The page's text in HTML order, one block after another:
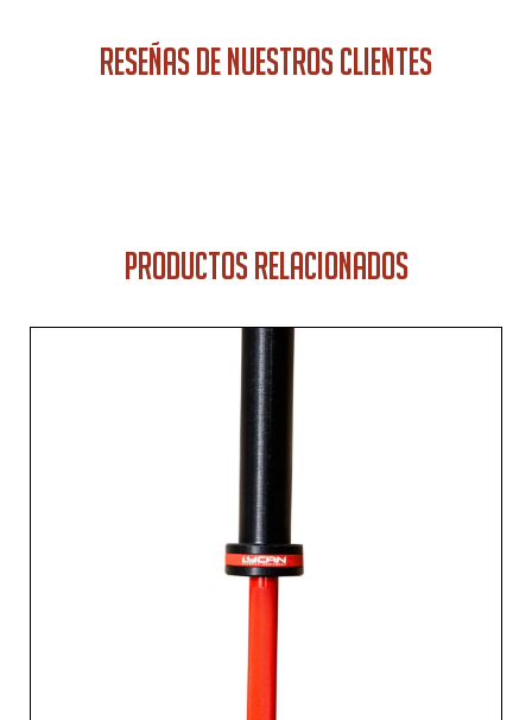
RESEÑAS DE NUESTROS CLIENTES
PRODUCTOS RELACIONADOS